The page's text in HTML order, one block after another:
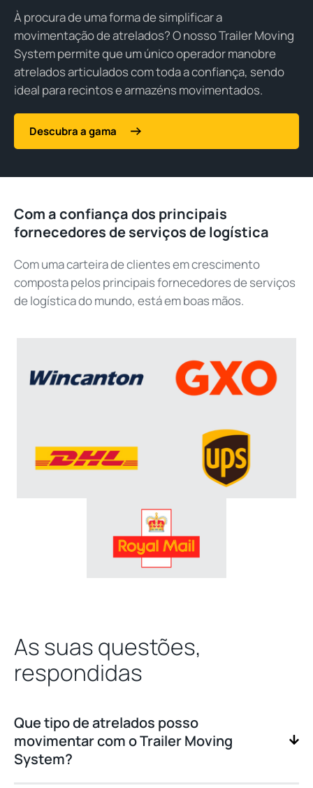
À procura de uma forma de simplificar a
movimentação de atrelados? O nosso Trailer Moving
System permite que um único operador manobre
atrelados articulados com toda a confiança, sendo
ideal para recintos e armazéns movimentados.
Descubra a gama
Com a confiança dos principais
fornecedores de serviços de logística
Com uma carteira de clientes em crescimento
composta pelos principais fornecedores de serviços
de logística do mundo, está em boas mãos.
As suas questões,
respondidas
Que tipo de atrelados posso
movimentar com o Trailer Moving
System?